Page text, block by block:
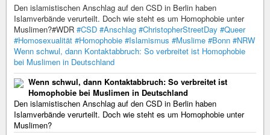
Den islamistischen Anschlag auf den CSD in Berlin haben
Islamverbände verurteilt. Doch wie steht es um Homophobie unter
Muslimen?#WDR #CSD #Anschlag #ChristopherStreetDay #Queer
#Homosexualität #Homophobie #Islamismus #Muslime #Bonn #NRW
Wenn schwul, dann Kontaktabbruch: So verbreitet ist Homophobie
bei Muslimen in Deutschland
Wenn schwul, dann Kontaktabbruch: So verbreitet ist
Homophobie bei Muslimen in Deutschland
Den islamistischen Anschlag auf den CSD in Berlin haben
Islamverbände verurteilt. Doch wie steht es um Homophobie unter
Muslimen?